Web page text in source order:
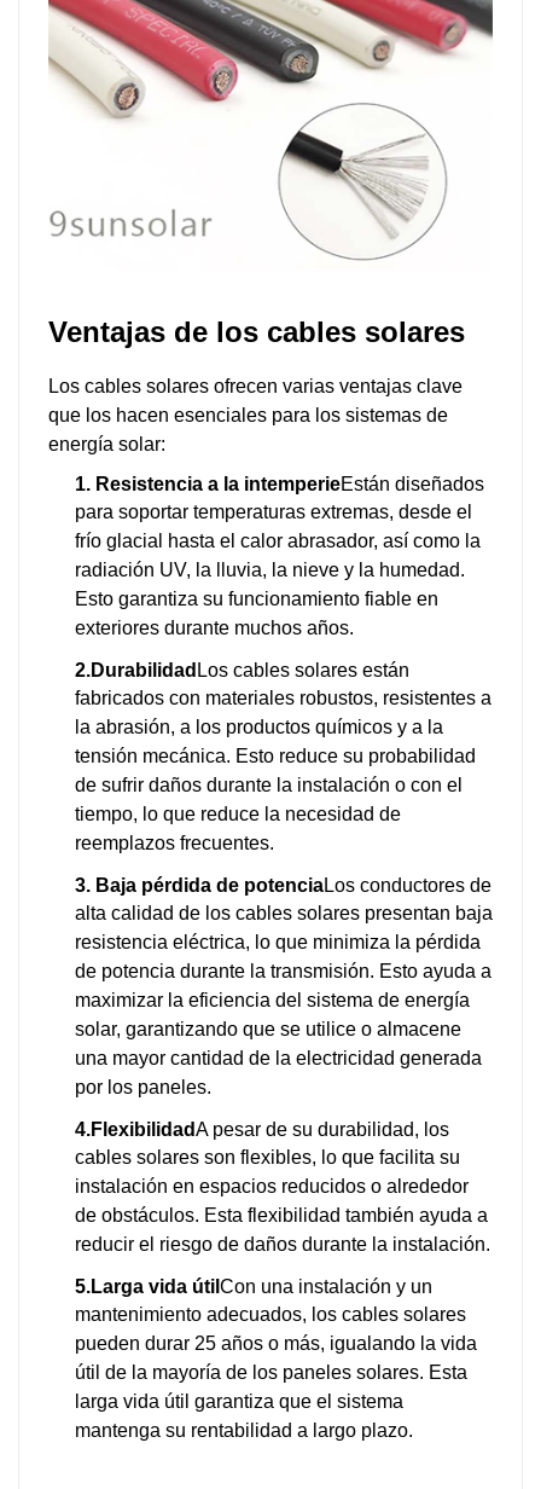
Ventajas de los cables solares
Los cables solares ofrecen varias ventajas clave
que los hacen esenciales para los sistemas de
energía solar:
1. Resistencia a la intemperieEstán diseñados
para soportar temperaturas extremas, desde el
frío glacial hasta el calor abrasador, así como la
radiación UV, la lluvia, la nieve y la humedad.
Esto garantiza su funcionamiento fiable en
exteriores durante muchos años.
2.Durabilidad Los cables solares están
fabricados con materiales robustos, resistentes a
la abrasión, a los productos químicos y a la
tensión mecánica. Esto reduce su probabilidad
de sufrir daños durante la instalación o con el
tiempo, lo que reduce la necesidad de
reemplazos frecuentes.
3. Baja pérdida de potenciaLos conductores de
alta calidad de los cables solares presentan baja
resistencia eléctrica, lo que minimiza la pérdida
de potencia durante la transmisión. Esto ayuda a
maximizar la eficiencia del sistema de energía
solar, garantizando que se utilice o almacene
una mayor cantidad de la electricidad generada
por los paneles.
4.FlexibilidadA pesar de su durabilidad, los
cables solares son flexibles, lo que facilita su
instalación en espacios reducidos o alrededor
de obstáculos. Esta flexibilidad también ayuda a
reducir el riesgo de daños durante la instalación.
5.Larga vida útil Con una instalación y un
mantenimiento adecuados, los cables solares
pueden durar 25 años o más, igualando la vida
útil de la mayoría de los paneles solares. Esta
larga vida útil garantiza que el sistema
mantenga su rentabilidad a largo plazo.